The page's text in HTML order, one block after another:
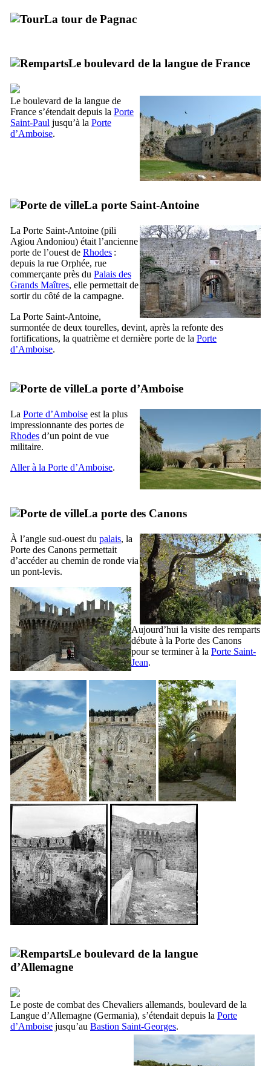
La tour de Pagnac
Le boulevard de la langue de France
Le boulevard de la langue de
France s’étendait depuis la Porte
Saint-Paul jusqu’à la Porte
d’Amboise.
La porte Saint-Antoine
La Porte Saint-Antoine (pili
Agiou Andoniou) était l’ancienne
porte de l’ouest de Rhodes :
depuis la rue Orphée, rue
commerçante près du Palais des
Grands Maîtres, elle permettait de
sortir du côté de la campagne.
La Porte Saint-Antoine,
surmontée de deux tourelles, devint, après la refonte des
fortifications, la quatrième et dernière porte de la Porte
d’Amboise.
La porte d’Amboise
La Porte d’Amboise est la plus
impressionnante des portes de
Rhodes d’un point de vue
militaire.
Aller à la Porte d’Amboise.
La porte des Canons
À l’angle sud-ouest du palais, la
Porte des Canons permettait
d’accéder au chemin de ronde via
un pont-levis.
Aujourd’hui la visite des remparts
débute à la Porte des Canons
pour se terminer à la Porte Saint-
Jean.
Le boulevard de la langue
d’Allemagne
Le poste de combat des Chevaliers allemands, boulevard de la
Langue d’Allemagne (Germania), s’étendait depuis la Porte
d’Amboise jusqu’au Bastion Saint-Georges.